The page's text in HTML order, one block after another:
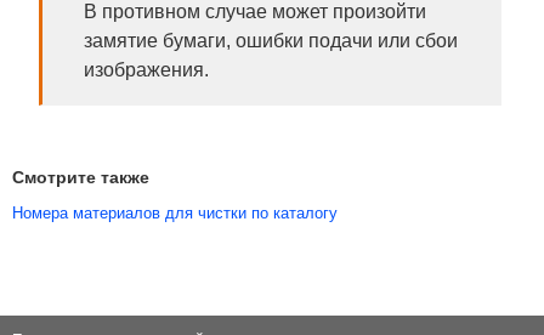
В противном случае может произойти
замятие бумаги, ошибки подачи или сбои
изображения.
Смотрите также
Номера материалов для чистки по каталогу